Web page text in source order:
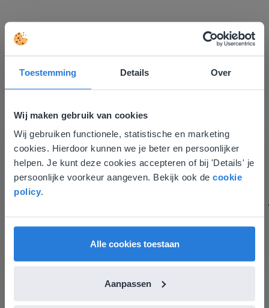
Toestemming Details Over
Wij maken gebruik van cookies
Wij gebruiken functionele, statistische en marketing
cookies. Hierdoor kunnen we je beter en persoonlijker
helpen. Je kunt deze cookies accepteren of bij 'Details' je
persoonlijke voorkeur aangeven. Bekijk ook de cookie
policy.
Alle cookies toestaan
Aanpassen
luisteren naar suggesties, het open karakter en de
informatievoorziening via de website. Ik kan niets ter
verbetering noemen.
Tamara Alkemade
Leerkracht / ICT-coördinator op de Prinses
Margrietschool
Deze website komt niet
overeen met je locatie
Gezien je locatie, denken we dat je misschien
liever naar de website voor English gaat. Hier
English
Nederland